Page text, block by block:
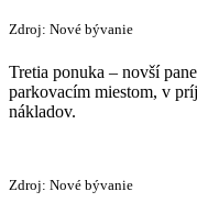
Zdroj: Nové bývanie
Tretia ponuka – novší
parkovacím miestom, v
nákladov.
Zdroj: Nové bývanie